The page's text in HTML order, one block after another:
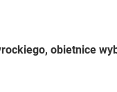
obietnice